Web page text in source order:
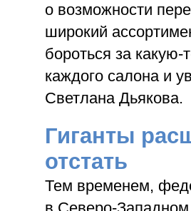
о возможности
широкий
бороться за
каждого салона и
Светлана Дьякова.
Гиганты
отстать
Тем временем,